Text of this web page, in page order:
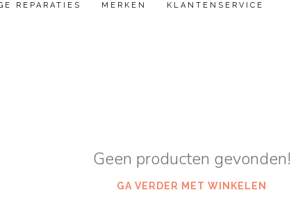
REPARATIES MERKEN KLANTENSERVICE
Geen producten gevonden!
GA VERDER MET WINKELEN